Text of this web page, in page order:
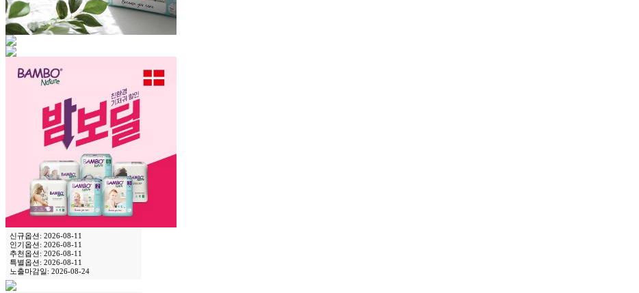
신규옵션: 2026-08-11
인기옵션: 2026-08-11
추천옵션: 2026-08-11
특별옵션: 2026-08-11
노출마감일: 2026-08-24